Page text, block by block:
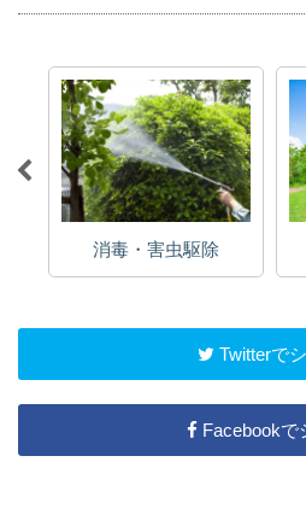
消毒・害虫駆除
Twitterで
Facebookで